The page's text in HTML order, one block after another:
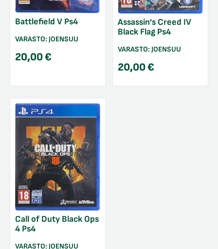
Battlefield V Ps4
VARASTO: JOENSUU
20,00€
Assassin’s Creed IV
Black Flag Ps4
VARASTO: JOENSUU
20,00€
Call of Duty Black Ops
4 Ps4
VARASTO: JOENSUU